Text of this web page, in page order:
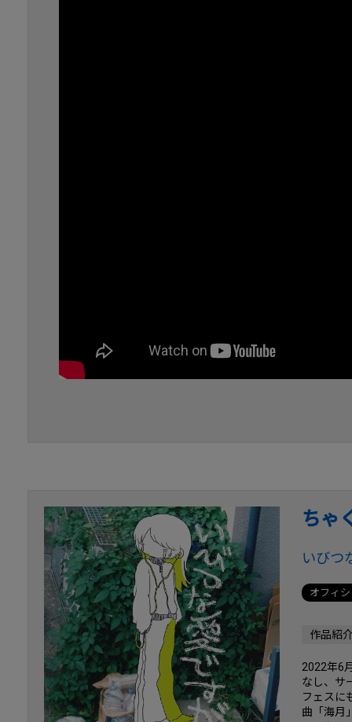
ちゃ
いびつ
オフィ
作品紹
2022年6
なし、サ
フェスに
曲「海月